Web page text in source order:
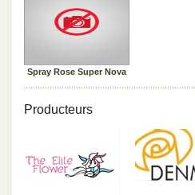
Spray Rose Super Nova
Producteurs